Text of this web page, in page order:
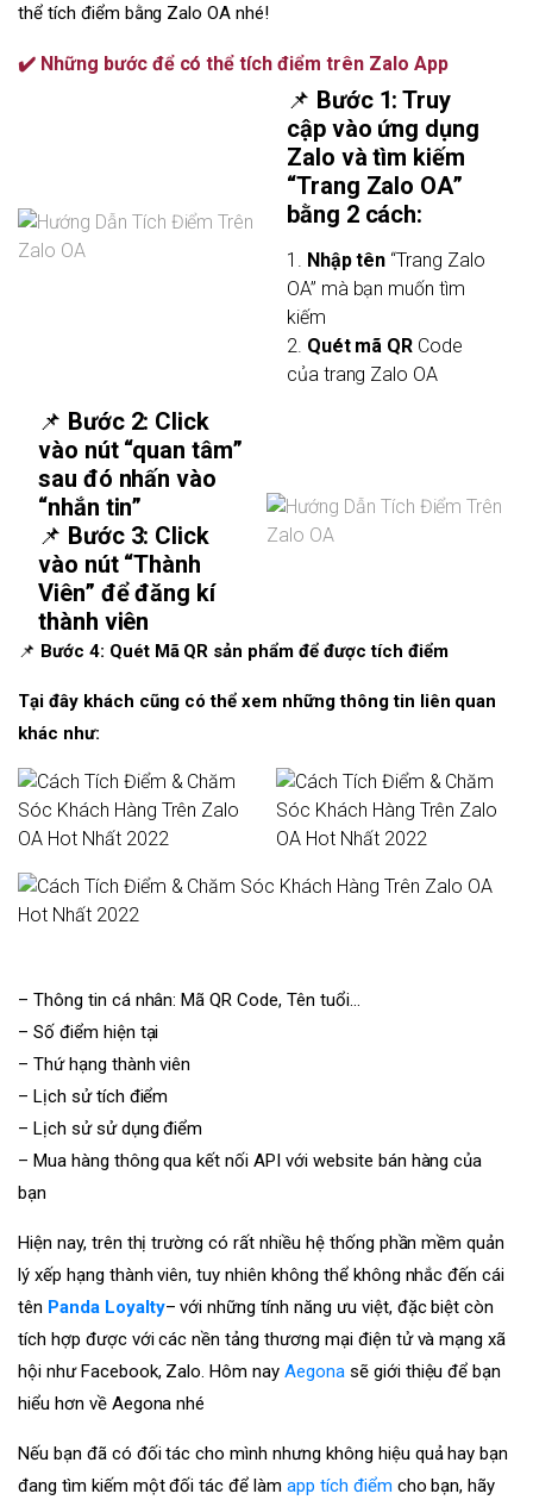
thể tích điểm bằng Zalo OA nhé!
✔️ Những bước để có thể tích điểm trên Zalo App
📌 Bước 1: Truy
cập vào ứng dụng
Zalo và tìm kiếm
“Trang Zalo OA”
bằng 2 cách:
1. Nhập tên “Trang Zalo
OA” mà bạn muốn tìm
kiếm
2. Quét mã QR Code
của trang Zalo OA
📌 Bước 2: Click
vào nút “quan tâm”
sau đó nhấn vào
“nhắn tin”
📌 Bước 3: Click
vào nút “Thành
Viên” để đăng kí
thành viên
📌 Bước 4: Quét Mã QR sản phẩm để được tích điểm
Tại đây khách cũng có thể xem những thông tin liên quan
khác như:
– Thông tin cá nhân: Mã QR Code, Tên tuổi…
– Số điểm hiện tại
– Thứ hạng thành viên
– Lịch sử tích điểm
– Lịch sử sử dụng điểm
– Mua hàng thông qua kết nối API với website bán hàng của
bạn
Hiện nay, trên thị trường có rất nhiều hệ thống phần mềm quản
lý xếp hạng thành viên, tuy nhiên không thể không nhắc đến cái
tên Panda Loyalty– với những tính năng ưu việt, đặc biệt còn
tích hợp được với các nền tảng thương mại điện tử và mạng xã
hội như Facebook, Zalo. Hôm nayAegonasẽ giới thiệu để bạn
hiểu hơn về Aegona nhé
Nếu bạn đã có đối tác cho mình nhưng không hiệu quả hay bạn
đang tìm kiếm một đối tác để làmapp tích điểm cho bạn, hãy